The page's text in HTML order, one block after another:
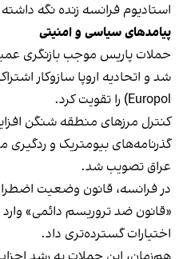
استادیوم فرانسه زنده نگه
پیامدهای سیاسی و امنیتی
حملات پاریس موجب بازنگری
Europol) را تقویت کرد.
کنترل مرزهای منطقه شنگن
گذرنامه‌های بیومتریک و
عراق تصویب شد.
«قانون ضد تروریسم دائمی»
اختیارات گسترده‌تری داد.